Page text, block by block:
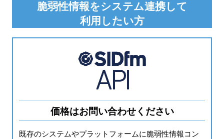
脆弱性情報をシステム連携して
利用したい方
価格はお問い合わせください
既存のシステムやプラットフォームに脆弱性情報コン